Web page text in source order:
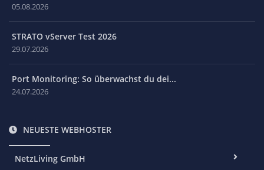
05.08.2026
STRATO vServer Test 2026
29.07.2026
Port Monitoring: So überwachst du dei...
24.07.2026
NEUESTE WEBHOSTER
NetzLiving GmbH